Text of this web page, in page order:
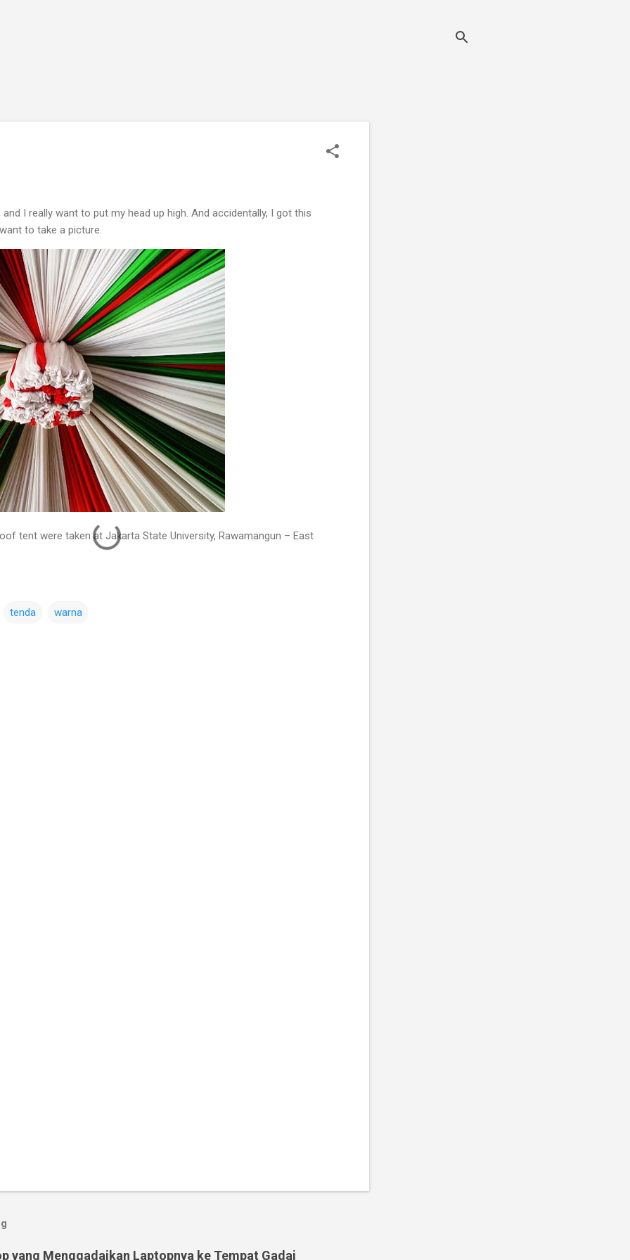
I really want to put my head up high. And accidentally, I got this
to take a picture.
tent were taken at Jakarta State University, Rawamangun – East
tenda warna
yang Menggadaikan Laptopnya ke Tempat Gadai